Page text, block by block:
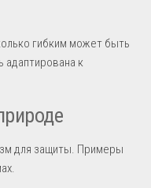
гибким может быть
адаптирована к
для защиты. Примеры